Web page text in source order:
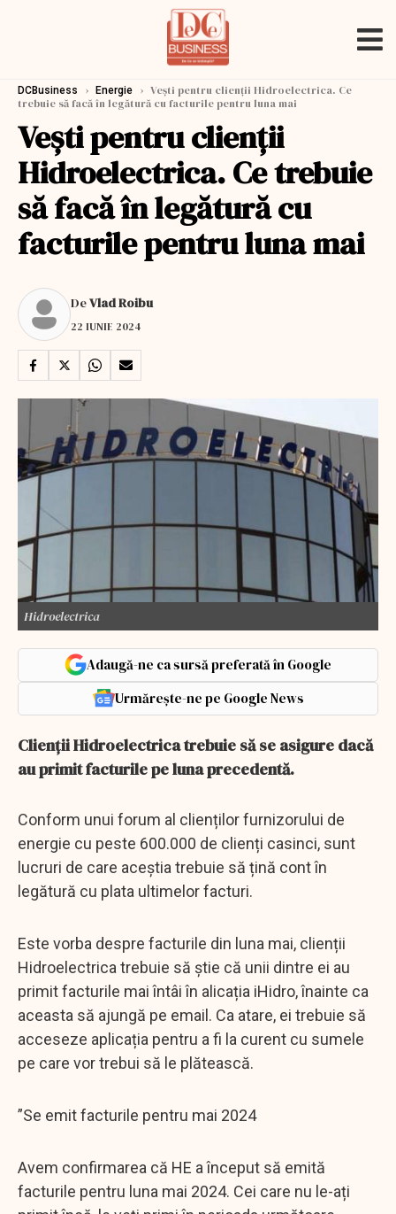
DCBusiness › Energie › Vești pentru clienții Hidroelectrica. Ce
trebuie să facă în legătură cu facturile pentru luna mai
Vești pentru clienții
Hidroelectrica. Ce trebuie
să facă în legătură cu
facturile pentru luna mai
DeVlad Roibu
22 IUNIE 2024
Hidroelectrica
Adaugă-ne ca sursă preferată în Google
Urmărește-ne pe Google News
Clienții Hidroelectrica trebuie să se asigure dacă
au primit facturile pe luna precedentă.
Conform unui forum al clienților furnizorului de
energie cu peste 600.000 de clienți casinci, sunt
lucruri de care aceștia trebuie să țină cont în
legătură cu plata ultimelor facturi.
Este vorba despre facturile din luna mai, clienții
Hidroelectrica trebuie să știe că unii dintre ei au
primit facturile mai întâi în alicația iHidro, înainte ca
aceasta să ajungă pe email. Ca atare, ei trebuie să
acceseze aplicația pentru a fi la curent cu sumele
pe care vor trebui să le plătească.
”Se emit facturile pentru mai 2024
Avem confirmarea că HE a început să emită
facturile pentru luna mai 2024. Cei care nu le-ați